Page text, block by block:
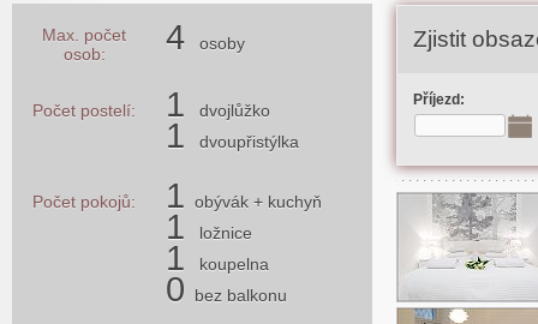
Zjistit
Příjezd:
Max. počet
osob:
4 osoby
Počet postelí: 1 dvojlůžko
1 dvoupřistýlka
Počet pokojů: 1 obývák + kuchyň
1 ložnice
1 koupelna
0 bez balkonu